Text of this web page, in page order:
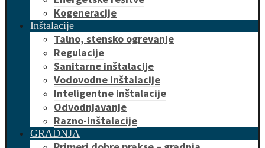
Kogeneracije
Inštalacije
Talno, stensko ogrevanje
Regulacije
Sanitarne inštalacije
Vodovodne inštalacije
Inteligentne inštalacije
Odvodnjavanje
Razno-inštalacije
GRADNJA